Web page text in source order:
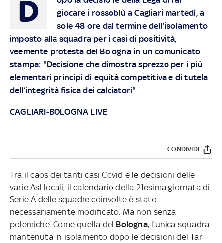
D
giocare i rossoblù a Cagliari martedì, a
sole 48 ore dal termine dell'isolamento
imposto alla squadra per i casi di positività,
veemente protesta del Bologna in un comunicato
stampa: "Decisione che dimostra sprezzo per i più
elementari principi di equità competitiva e di tutela
dell’integrità fisica dei calciatori"
CAGLIARI-BOLOGNA LIVE
CONDIVIDI
Tra il caos dei tanti casi Covid e le decisioni delle
varie Asl locali, il calendario della 21esima giornata di
Serie A delle squadre coinvolte è stato
necessariamente modificato. Ma non senza
polemiche. Come quella del Bologna, l’unica squadra
mantenuta in isolamento dopo le decisioni del Tar